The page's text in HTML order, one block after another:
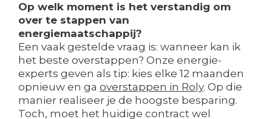
Op welk moment is het verstandig om
over te stappen van
energiemaatschappij?
Een vaak gestelde vraag is: wanneer kan ik
het beste overstappen? Onze energie-
experts geven als tip: kies elke 12 maanden
opnieuw en ga overstappen in Roly. Op die
manier realiseer je de hoogste besparing.
Toch, moet het huidige contract wel